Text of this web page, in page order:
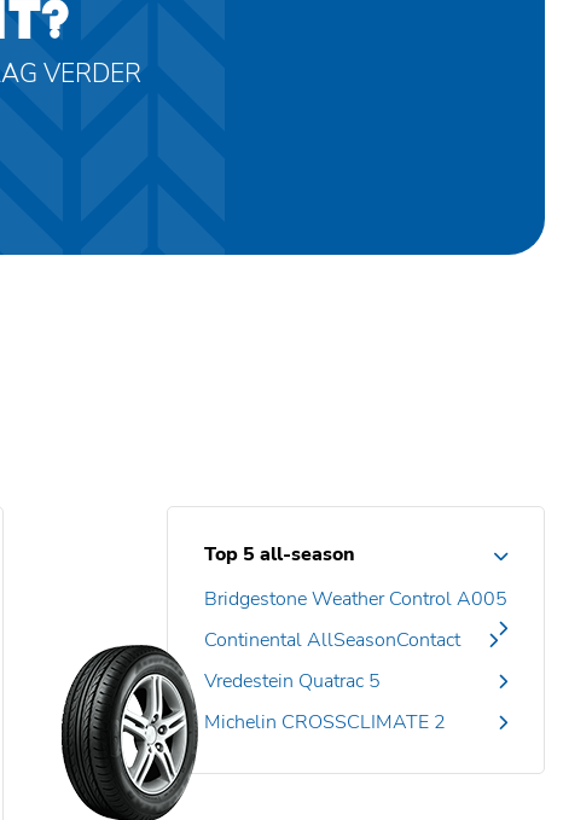
VERDER
Top 5 all-season
Bridgestone Weather Control A005
Continental AllSeasonContact
Vredestein Quatrac 5
Michelin CROSSCLIMATE 2